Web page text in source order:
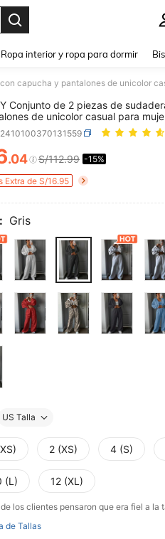
Ropa interior y ropa para dormir
capucha y pantalones de unicolor
Conjunto de 2 piezas de
de unicolor casual para
AND
.04 S/112.99 -15%
Extra de S/16.95
Gris
US Talla
2 (XS) 4 (S)
(L) 12 (XL)
de los clientes pensaron que era fiel a la
de Tallas